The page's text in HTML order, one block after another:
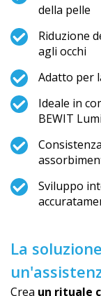
della pelle
Riduzione
agli occhi
Adatto per
Ideale in
BEWIT
Sviluppo
La
Crea un rituale